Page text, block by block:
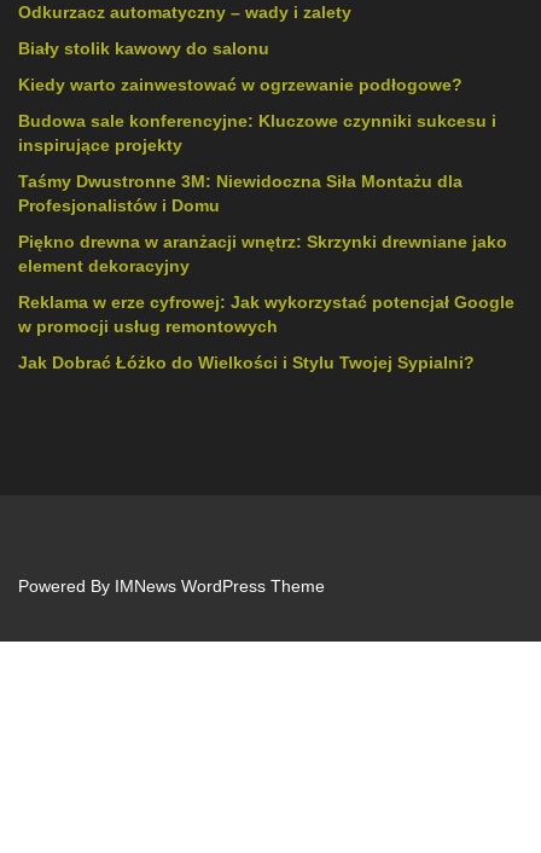
Odkurzacz automatyczny – wady i zalety
Biały stolik kawowy do salonu
Kiedy warto zainwestować w ogrzewanie podłogowe?
Budowa sale konferencyjne: Kluczowe czynniki sukcesu i
inspirujące projekty
Taśmy Dwustronne 3M: Niewidoczna Siła Montażu dla
Profesjonalistów i Domu
Piękno drewna w aranżacji wnętrz: Skrzynki drewniane jako
element dekoracyjny
Reklama w erze cyfrowej: Jak wykorzystać potencjał Google
w promocji usług remontowych
Jak Dobrać Łóżko do Wielkości i Stylu Twojej Sypialni?
Powered By IMNews WordPress Theme